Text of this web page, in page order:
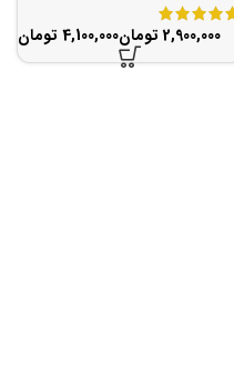
تومان تومان